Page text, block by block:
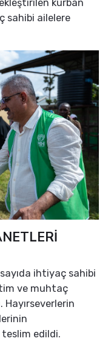
kurban
sahibi ailelere
ihtiyaç sahibi
ve muhtaç
Hayırseverlerin
edildi.